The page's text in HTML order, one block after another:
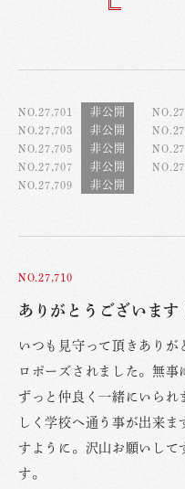
NO.27,701
NO.27,703
NO.27,705
NO.27,707
NO.27,709
NO.27,710
ありがとうございま
いつも見守って頂きありが
ロポーズされました。無事
ずっと仲良く一緒にいられ
しく学校へ通う事が出来
すように。沢山お願いして
す。